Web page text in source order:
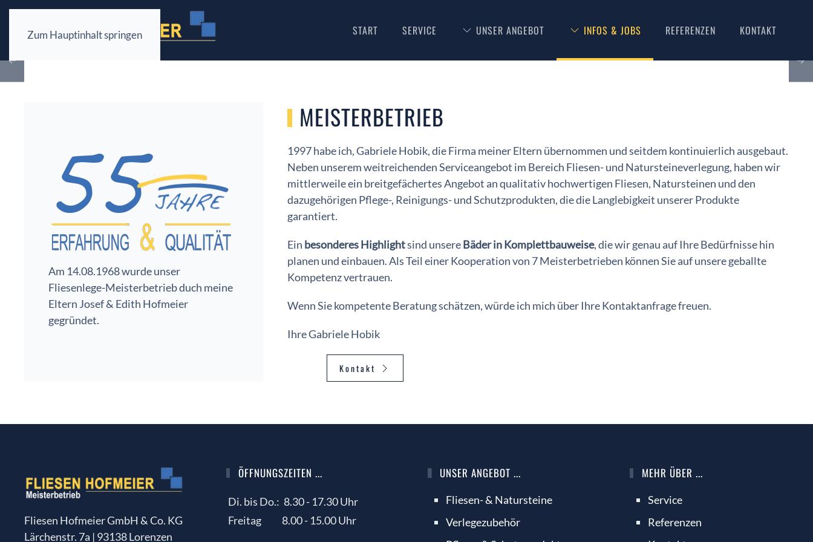
Zum Hauptinhalt springen START SERVICE UNSER ANGEBOT INFOS & JOBS REFERENZEN KONTAKT
Am 14.08.1968 wurde unser
Fliesenlege-Meisterbetrieb duch meine
Eltern Josef & Edith Hofmeier
gegründet.
MEISTERBETRIEB
1997 habe ich, Gabriele Hobik, die Firma meiner Eltern übernommen und seitdem kontinuierlich ausgebaut.
Neben unserem weitreichenden Serviceangebot im Bereich Fliesen- und Natursteineverlegung, haben wir
mittlerweile ein breitgefächertes Angebot an qualitativ hochwertigen Fliesen, Natursteinen und den
dazugehörigen Pflege-, Reinigungs- und Schutzprodukten, die die Langlebigkeit unserer Produkte
garantiert.
Ein besonderes Highlightsind unsereBäder in Komplettbauweise, die wir genau auf Ihre Bedürfnisse hin
planen und einbauen. Als Teil einer Kooperation von 7 Meisterbetrieben können Sie auf unsere geballte
Kompetenz vertrauen.
Wenn Sie kompetente Beratung schätzen, würde ich mich über Ihre Kontaktanfrage freuen.
Ihre Gabriele Hobik
Kontakt
Fliesen Hofmeier GmbH & Co. KG
Lärchenstr. 7a | 93138 Lorenzen
ÖFFNUNGSZEITEN ...
Di. bis Do.: 8.30 - 17.30 Uhr
Freitag
8.00 - 15.00 Uhr
UNSER ANGEBOT ...
Fliesen- & Natursteine
Verlegezubehör
MEHR ÜBER ...
Service
Referenzen